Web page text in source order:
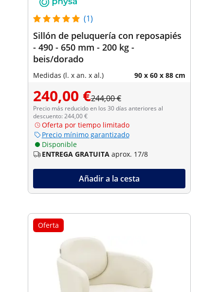
(1)
Sillón de peluquería con reposapiés
- 490 - 650 mm - 200 kg -
beis/dorado
Medidas (l. x an. x al.) 90 x 60 x 88 cm
240,00 €244,00 €
Precio más reducido en los 30 días anteriores al
descuento: 244,00 €
Oferta por tiempo limitado
Precio mínimo garantizado
Disponible
ENTREGA GRATUITA aprox. 17/8
Añadir a la cesta
Oferta